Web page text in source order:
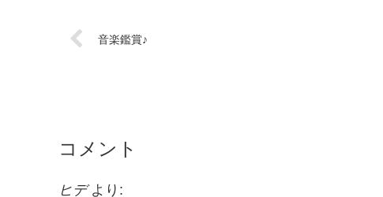
音楽鑑賞♪
コメント
ヒデ より: